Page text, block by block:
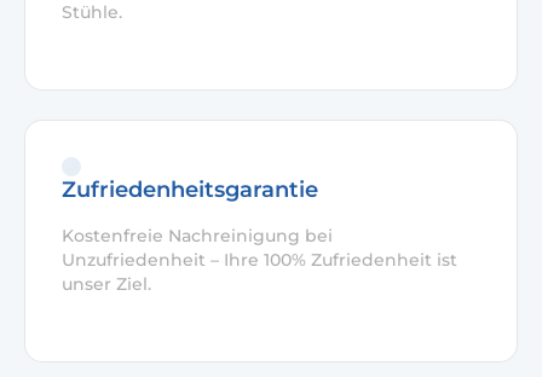
Stühle.
Zufriedenheitsgarantie
Kostenfreie Nachreinigung bei
Unzufriedenheit – Ihre 100% Zufriedenheit ist
unser Ziel.